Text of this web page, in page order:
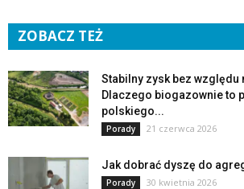
ZOBACZ TEŻ
Stabilny zysk bez względu
Dlaczego biogazownie to
polskiego...
Porady 21 czerwca 2026
Jak dobrać dyszę do
Porady 30 kwietnia 2026